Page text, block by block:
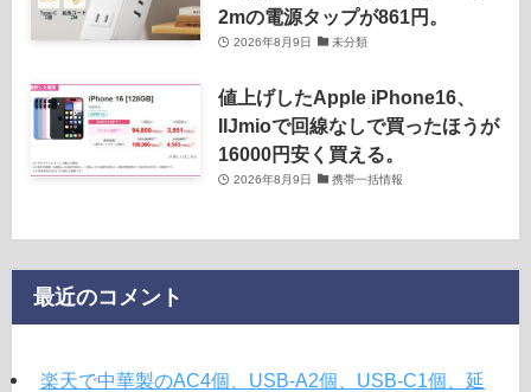
2mの電源タップが861円。
2026年8月9日 未分類
値上げしたApple iPhone16、
IIJmioで回線なしで買ったほうが
16000円安く買える。
2026年8月9日 携帯一括情報
最近のコメント
楽天で中華製のAC4個、USB-A2個、USB-C1個、延